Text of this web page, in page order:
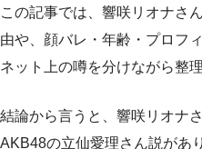
この記事では、響咲リオナさ
由や、顔バレ・年齢・プロフ
ネット上の噂を分けながら整
結論から言うと、響咲リオナ
AKB48の立仙愛理さん説があ